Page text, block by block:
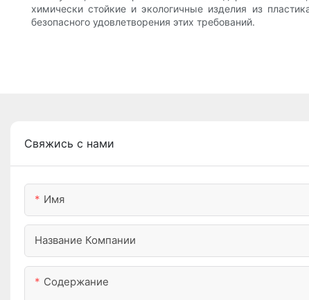
химически стойкие и экологичные изделия из
безопасного удовлетворения этих требований.
Свяжись с нами
Имя
Название Компании
Содержание